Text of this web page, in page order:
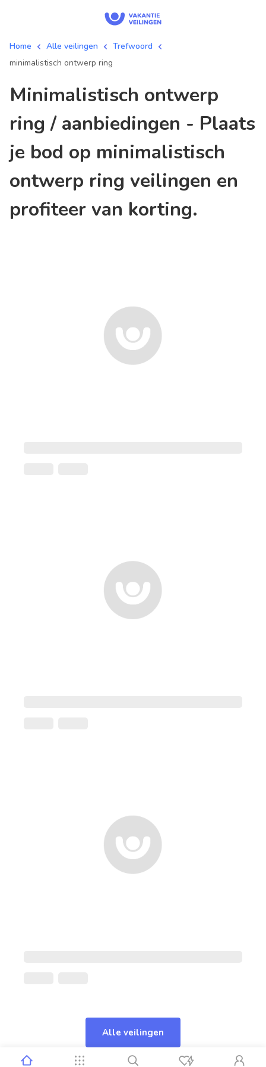
Home Alle veilingen
Trefwoord
minimalistisch ontwerp ring
minimalistisch ontwerp
ring / aanbiedingen - Plaats
je bod op minimalistisch
ontwerp ring veilingen en
profiteer van korting.
Alle veilingen